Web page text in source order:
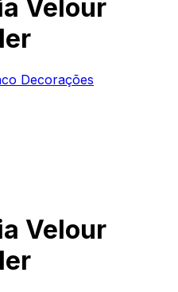
Velour
Decorações
Velour